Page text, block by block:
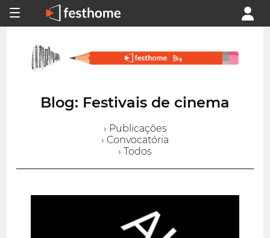
Blog: Festivais de cinema
› Publicações
› Convocatória
› Todos